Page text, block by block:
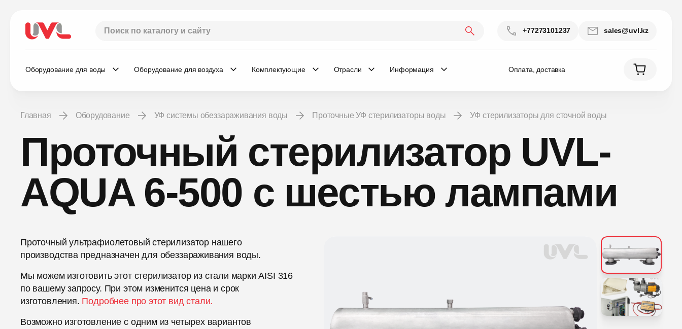
+77273101237 sales@uvl.kz
Оборудование для воды Оборудование для воздуха Комплектующие Отрасли Информация Оплата, доставка
Главная Оборудование УФ системы обеззараживания воды Проточные УФ стерилизаторы воды УФ стерилизаторы для сточной воды
Проточный стерилизатор UVL-
AQUA 6-500 с шестью лампами
Проточный ультрафиолетовый стерилизатор нашего
производства предназначен для обеззараживания воды.
Мы можем изготовить этот стерилизатор из стали марки AISI 316
по вашему запросу. При этом изменится цена и срок
изготовления. Подробнее про этот вид стали.
Возможно изготовление с одним из четырех вариантов